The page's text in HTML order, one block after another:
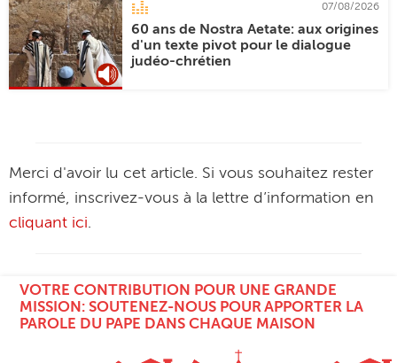
07/08/2026
60 ans de Nostra Aetate: aux origines
d'un texte pivot pour le dialogue
judéo-chrétien
Merci d'avoir lu cet article. Si vous souhaitez rester
informé, inscrivez-vous à la lettre d’information en
cliquant ici
VOTRE CONTRIBUTION POUR UNE GRANDE
MISSION: SOUTENEZ-NOUS POUR APPORTER LA
PAROLE DU PAPE DANS CHAQUE MAISON